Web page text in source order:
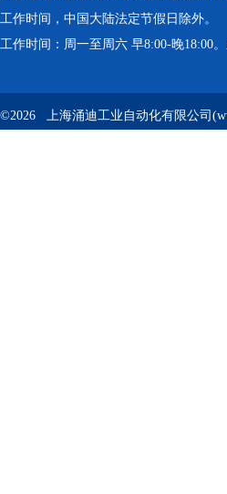
工作时间，中国大陆法定节假日除外。
工作时间：周一至周六 早8:00-晚18:00
©2026 上海涌迪工业自动化有限公司